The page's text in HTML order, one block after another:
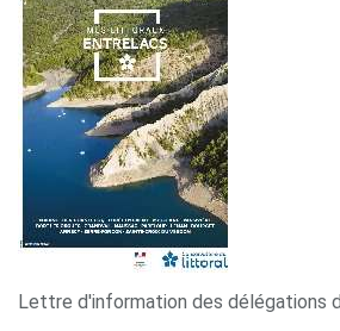
Lettre d'information des délégations